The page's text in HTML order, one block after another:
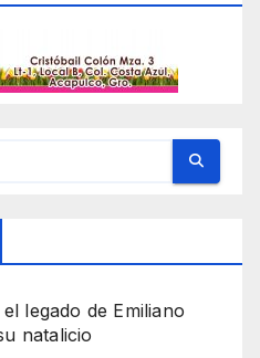
legado de Emiliano
natalicio